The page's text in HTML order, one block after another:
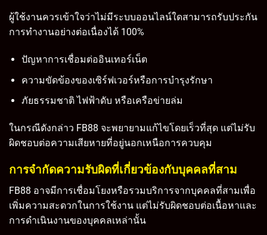
ผู้ใช้งานควรเข้าใจว่าไม่มีระบบออนไลน์ใดสามารถรับประกัน
การทำงานอย่างต่อเนื่องได้ 100%
ปัญหาการเชื่อมต่ออินเทอร์เน็ต
ความขัดข้องของเซิร์ฟเวอร์หรือการบำรุงรักษา
ภัยธรรมชาติ ไฟฟ้าดับ หรือเครือข่ายล่ม
ในกรณีดังกล่าว FB88 จะพยายามแก้ไขโดยเร็วที่สุด แต่ไม่รับ
ผิดชอบต่อความเสียหายที่อยู่นอกเหนือการควบคุม
การจำกัดความรับผิดที่เกี่ยวข้องกับบุคคลที่สาม
FB88 อาจมีการเชื่อมโยงหรือรวมบริการจากบุคคลที่สามเพื่อ
เพิ่มความสะดวกในการใช้งาน แต่ไม่รับผิดชอบต่อเนื้อหาและ
การดำเนินงานของบุคคลเหล่านั้น